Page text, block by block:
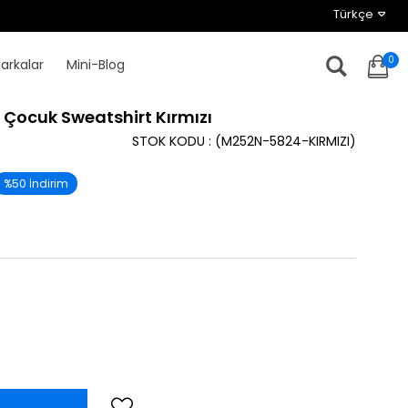
0
Mini-Blog
Sweatshirt Kırmızı
(M252N-5824-KIRMIZI)
STOK KODU
%50 İndirim
Türkçe